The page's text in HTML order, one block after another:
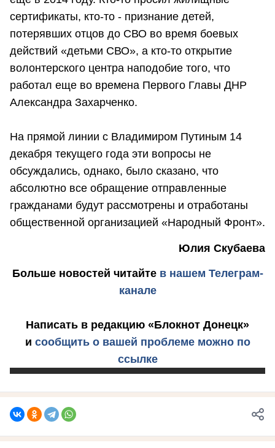
сертификаты, кто-то - признание детей,
потерявших отцов до СВО во время боевых
действий «детьми СВО», а кто-то открытие
волонтерского центра наподобие того, что
работал еще во времена Первого Главы ДНР
Александра Захарченко.
На прямой линии с Владимиром Путиным 14
декабря текущего года эти вопросы не
обсуждались, однако, было сказано, что
абсолютно все обращение отправленные
гражданами будут рассмотрены и отработаны
общественной организацией «Народный Фронт».
Юлия Скубаева
Больше новостей читайте в нашем Телеграм-
канале
Написать в редакцию «Блокнот Донецк»
и сообщить о вашей проблеме можно по
ссылке